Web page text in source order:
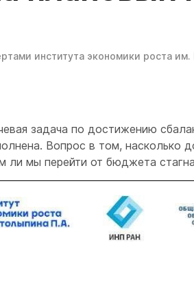
института экономики роста
задача по достижению
Вопрос в том, насколько
ли мы перейти от бюджета